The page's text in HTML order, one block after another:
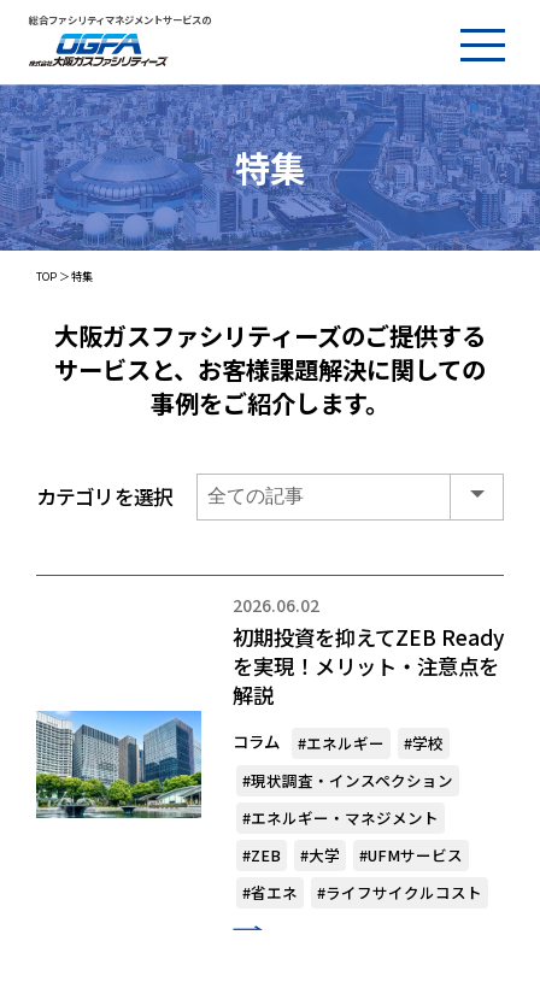
総合ファシリティマネジメントサービスの
特集
TOP 特集
大阪ガスファシリティーズのご提供する
サービスと、 お客様課題解決に関しての
事例をご紹介します。
カテゴリを選択
2026.06.02
初期投資を抑えてZEB Ready
を実現！メリット・注意点を
解説
コラム #エネルギー
#学校
#現状調査・インスペクション
#エネルギー・マネジメント
#ZEB
#大学
#UFMサービス
#省エネ
#ライフサイクルコスト